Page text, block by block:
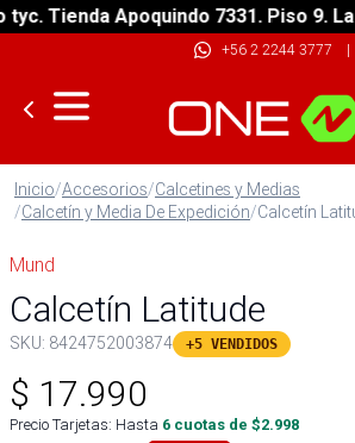
Tienda Apoquindo 7331. Piso 9. Las
+56 2 2244 3777 |
Inicio/Accesorios/Calcetines y Medias
/Calcetín y Media De Expedición/Calcetín
Mund
Calcetín Latitude
SKU: 8424752003874 +5 VENDIDOS
$ 17.990
Precio Tarjetas: Hasta 6 cuotas de $2.998